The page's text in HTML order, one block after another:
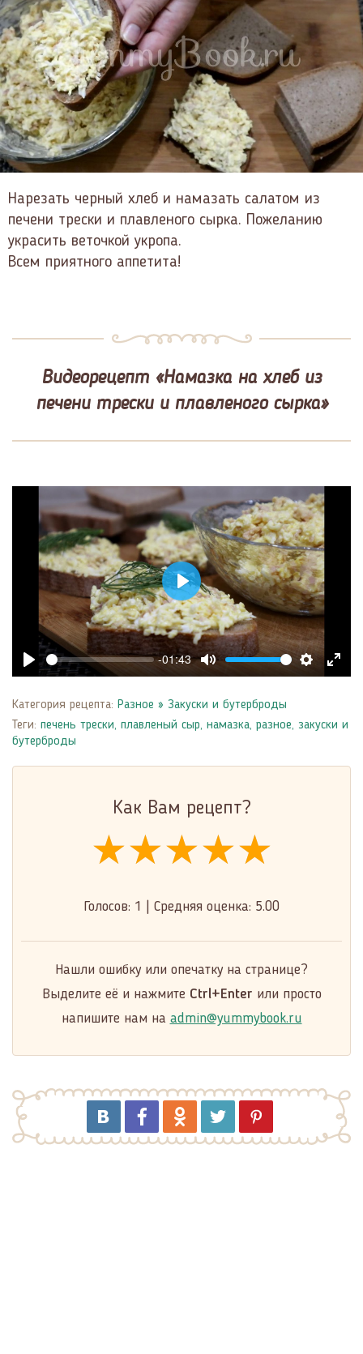
Нарезать черный хлеб и намазать салатом из
печени трески и плавленого сырка. Пожеланию
украсить веточкой укропа.
Всем приятного аппетита!
Видеорецепт «Намазка на хлеб из
печени трески и плавленого сырка»
Play
-01:43
Mute
Settings
Enter
Play
Категория рецепта: Разное » Закуски и бутерброды
Теги: печень трески, плавленый сыр, намазка, разное, закуски и
бутерброды
Как Вам рецепт?
★★★★★
★★★★★
★★★★★
Голосов: 1 Средняя оценка: 5.00
Нашли ошибку или опечатку на странице?
Выделите её и нажмите Ctrl+Enter или просто
напишите нам на admin@yummybook.ru